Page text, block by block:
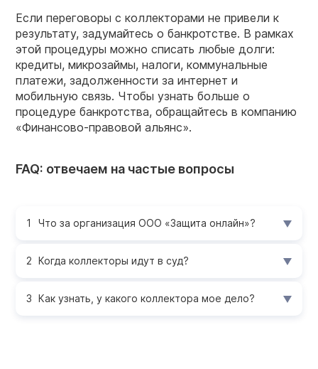
Если переговоры с коллекторами не привели к
результату, задумайтесь о банкротстве. В рамках
этой процедуры можно списать любые долги:
кредиты, микрозаймы, налоги, коммунальные
платежи, задолженности за интернет и
мобильную связь. Чтобы узнать больше о
процедуре банкротства, обращайтесь в компанию
«Финансово-правовой альянс».
FAQ: отвечаем на частые вопросы
Что за организация ООО «Защита онлайн»?
Когда коллекторы идут в суд?
Как узнать, у какого коллектора мое дело?